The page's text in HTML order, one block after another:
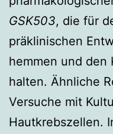
GSK503, die für
präklinischen
hemmen und den
halten. Ähnliche
Versuche mit
Hautkrebszellen.